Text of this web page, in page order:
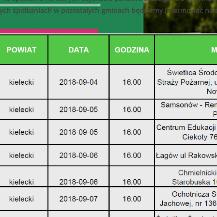
jedynie wnioski wypełnione i przesłane do Funduszu za
do 11.07.2025r. do godziny 15:30 lub do czasu wyczerpania
do 11.07.2025r. do godziny 15:30
000,00 zł
objęte wnioskiem nie może przekroczyć8 000,00 zł.
w 2025 roku wpisujących się w priorytet dziedzinowy nabór
17.06.2025
B.V.2.2
od dnia
– zakres zmian został opisany w punkcie „Wprowadzone zmiany
spotkaniach w pozostałych gminach będziemy informować na